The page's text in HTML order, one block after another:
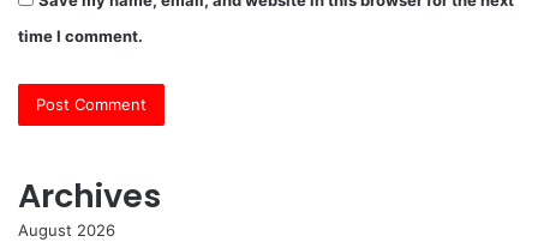
time I comment.
Archives
August 2026